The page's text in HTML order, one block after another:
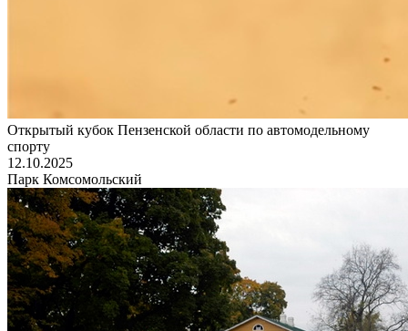
Открытый кубок Пензенской области по автомодельному
спорту
12.10.2025
Парк Комсомольский